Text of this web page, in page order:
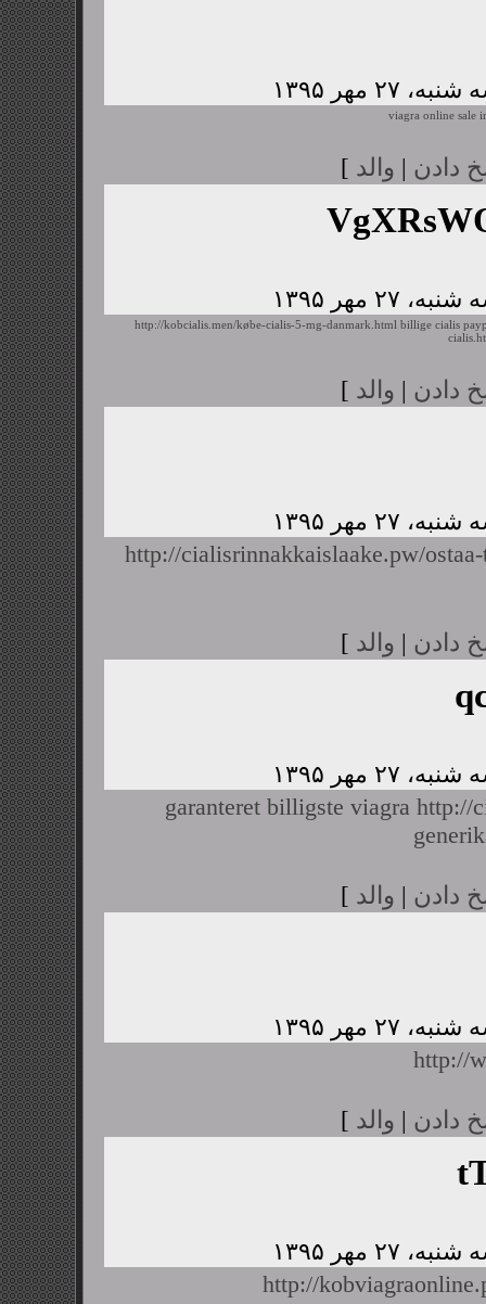
viagra online sale
دادن | والد ]
http://kobcialis.men/købe-cialis-5-mg-danmark.html billige cialis
دادن | والد ]
http://cialisrinnakkaislaake.pw/
دادن | والد ]
garanteret billigste viagra http://
دادن | والد ]
http://
دادن | والد ]
http://